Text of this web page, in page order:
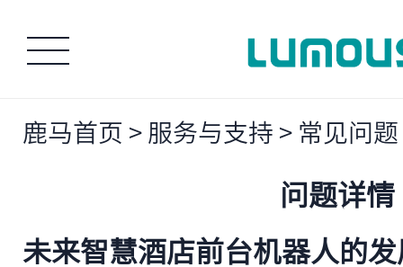
鹿马首页 > 服务与支持 > 常见问题
问题详情
未来智慧酒店前台机器人的